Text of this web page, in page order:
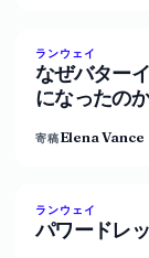
ランウェイ
なぜバター
になったの
寄稿Elena Vance
ランウェイ
パワードレ